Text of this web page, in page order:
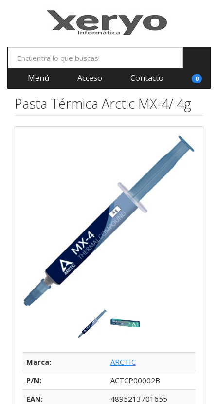
Menú Acceso Contacto 0
Pasta Térmica Arctic MX-4/ 4g
Marca:
ARCTIC
P/N:
ACTCP00002B
EAN:
4895213701655